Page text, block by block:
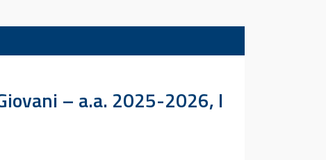
– a.a. 2025-2026, I